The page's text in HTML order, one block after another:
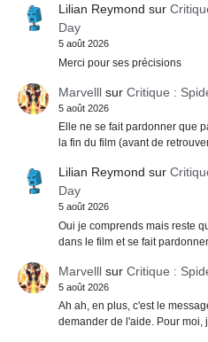
Lilian Reymond sur
Day
5 août 2026
Merci pour ses précisions
Marvelllsur Critique :
5 août 2026
Elle ne se fait pardonner que
la fin du film (avant de
Lilian Reymond sur
Day
5 août 2026
Oui je comprends mais reste
dans le film et se fait
Marvelllsur Critique :
5 août 2026
Ah ah, en plus, c'est le
demander de l'aide. Pour